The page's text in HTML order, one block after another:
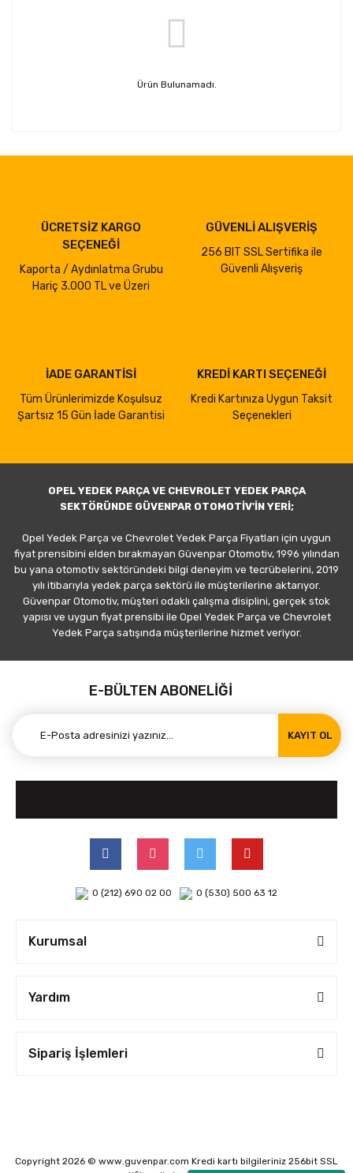
Ürün Bulunamadı.
ÜCRETSİZ KARGO
SEÇENEĞİ
Kaporta / Aydınlatma Grubu
Hariç 3.000 TL ve Üzeri
GÜVENLİ ALIŞVERİŞ
256 BIT SSL Sertifika ile
Güvenli Alışveriş
İADE GARANTİSİ
Tüm Ürünlerimizde Koşulsuz
Şartsız 15 Gün İade Garantisi
KREDİ KARTI SEÇENEĞİ
Kredi Kartınıza Uygun Taksit
Seçenekleri
OPEL YEDEK PARÇA VE CHEVROLET YEDEK PARÇA
SEKTÖRÜNDE GÜVENPAR OTOMOTİV'İN YERİ;
Opel Yedek Parça ve Chevrolet Yedek Parça Fiyatları için uygun
fiyat prensibini elden bırakmayan Güvenpar Otomotiv, 1996 yılından
bu yana otomotiv sektöründeki bilgi deneyim ve tecrübelerini, 2019
yılı itibarıyla yedek parça sektörü ile müşterilerine aktarıyor.
Güvenpar Otomotiv, müşteri odaklı çalışma disiplini, gerçek stok
yapısı ve uygun fiyat prensibi ile Opel Yedek Parça ve Chevrolet
Yedek Parça satışında müşterilerine hizmet veriyor.
E-BÜLTEN ABONELİĞİ
KAYIT OL
0 (212) 690 02 00 0 (530) 500 63 12
Kurumsal
Yardım
Sipariş İşlemleri
Copyright 2026 © www.guvenpar.com Kredi kartı bilgileriniz 256bit SSL